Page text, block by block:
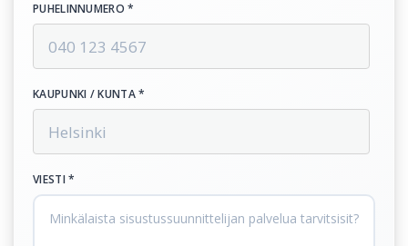
PUHELINNUMERO *
KAUPUNKI / KUNTA *
VIESTI *